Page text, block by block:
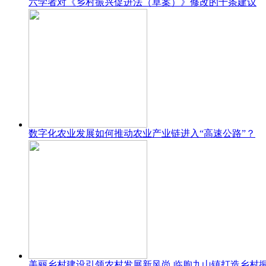
数字化农业发展如何推动农业产业链进入“高速公路”？